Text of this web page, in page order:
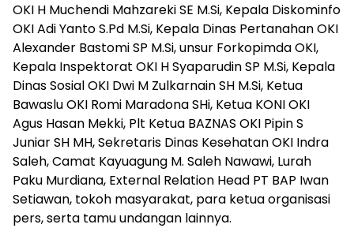
OKI H Muchendi Mahzareki SE M.Si, Kepala Diskominfo
OKI Adi Yanto S.Pd M.Si, Kepala Dinas Pertanahan OKI
Alexander Bastomi SP M.Si, unsur Forkopimda OKI,
Kepala Inspektorat OKI H Syaparudin SP M.Si, Kepala
Dinas Sosial OKI Dwi M Zulkarnain SH M.Si, Ketua
Bawaslu OKI Romi Maradona SHi, Ketua KONI OKI
Agus Hasan Mekki, Plt Ketua BAZNAS OKI Pipin S
Juniar SH MH, Sekretaris Dinas Kesehatan OKI Indra
Saleh, Camat Kayuagung M. Saleh Nawawi, Lurah
Paku Murdiana, External Relation Head PT BAP Iwan
Setiawan, tokoh masyarakat, para ketua organisasi
pers, serta tamu undangan lainnya.